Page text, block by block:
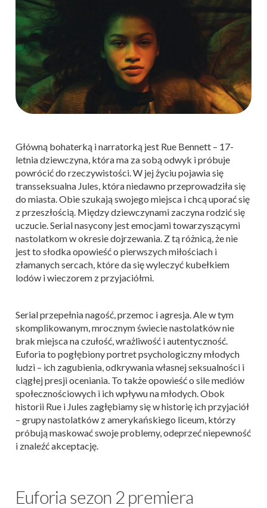
Główną bohaterką i narratorką jest Rue Bennett – 17-
letnia dziewczyna, która ma za sobą odwyk i próbuje
powrócić do rzeczywistości. W jej życiu pojawia się
transseksualna Jules, która niedawno przeprowadziła się
do miasta. Obie szukają swojego miejsca i chcą uporać się
z przeszłością. Między dziewczynami zaczyna rodzić się
uczucie. Serial nasycony jest emocjami towarzyszącymi
nastolatkom w okresie dojrzewania. Z tą różnicą, że nie
jest to słodka opowieść o pierwszych miłościach i
złamanych sercach, które da się wyleczyć kubełkiem
lodów i wieczorem z przyjaciółmi.
Serial przepełnia nagość, przemoc i agresja. Ale w tym
skomplikowanym, mrocznym świecie nastolatków nie
brak miejsca na czułość, wrażliwość i autentyczność.
Euforia to pogłębiony portret psychologiczny młodych
ludzi – ich zagubienia, odkrywania własnej seksualności i
ciągłej presji oceniania. To także opowieść o sile mediów
społecznościowych i ich wpływu na młodych. Obok
historii Rue i Jules zagłębiamy się w historię ich przyjaciół
– grupy nastolatków z amerykańskiego liceum, którzy
próbują maskować swoje problemy, odeprzeć niepewność
i znaleźć akceptację.
Euforia sezon 2 premiera